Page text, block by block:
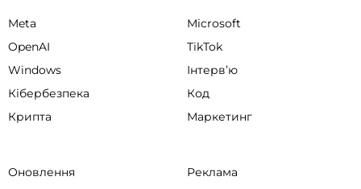
Meta
Microsoft
OpenAI
TikTok
Windows
Інтервʼю
Кібербезпека
Код
Крипта
Маркетинг
Оновлення
Реклама